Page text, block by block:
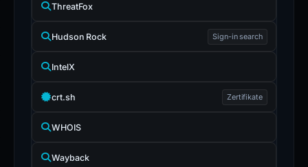
ThreatFox
Hudson Rock Sign-in search
IntelX
crt.sh Zertifikate
WHOIS
Wayback